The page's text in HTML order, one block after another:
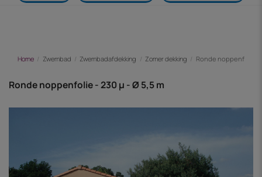
Home Zwembad Zwembadafdekking Zomer dekking Ronde noppenfolie -
Ronde noppenfolie - 230 µ - Ø 5,5 m